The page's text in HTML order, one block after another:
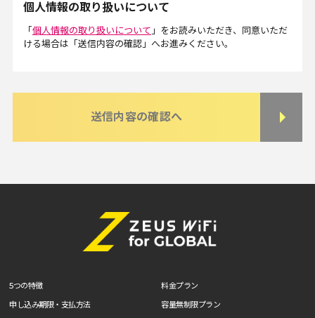
個人情報の取り扱いについて
「個人情報の取り扱いについて 」をお読みいただき、同意いただ
ける場合は「送信内容の確認」へお進みください。
送信内容の確認へ
5つの特徴
料金プラン
申し込み期限・支払方法
容量無制限プラン